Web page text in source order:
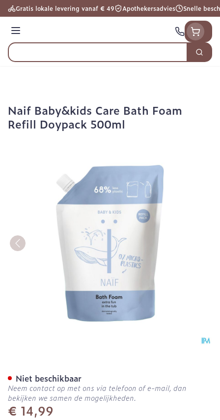
Ga naar de inhoud
Gratis lokale levering vanaf € 49 Apothekersadvies Snelle
Menu
Product, merk, categorie...
Zoek
Naif Baby&kids Care Bath Foam
Refill Doypack 500ml
€ 14,99
Niet beschikbaar
Neem contact op met ons via telefoon of e-mail, dan
bekijken we samen de mogelijkheden.